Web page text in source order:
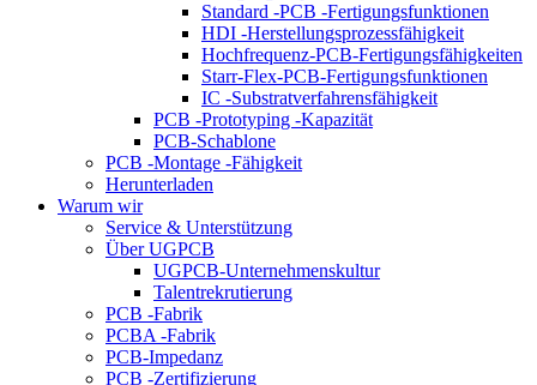
Standard -PCB -Fertigungsfunktionen
HDI -Herstellungsprozessfähigkeit
Hochfrequenz-PCB-Fertigungsfähigkeiten
Starr-Flex-PCB-Fertigungsfunktionen
IC -Substratverfahrensfähigkeit
PCB -Prototyping -Kapazität
PCB-Schablone
PCB -Montage -Fähigkeit
Herunterladen
Warum wir
Service & Unterstützung
Über UGPCB
UGPCB-Unternehmenskultur
Talentrekrutierung
PCB -Fabrik
PCBA -Fabrik
PCB-Impedanz
PCB -Zertifizierung